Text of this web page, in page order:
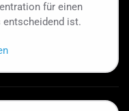
für einen
entscheidend ist.